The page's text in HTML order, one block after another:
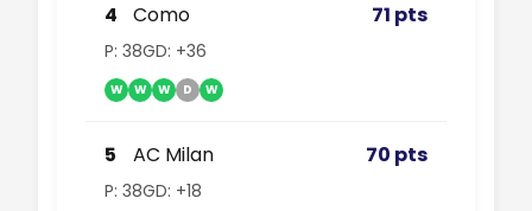
4 Como 71 pts
P: 38GD: +36
W W W D W
5 AC Milan 70 pts
P: 38GD: +18